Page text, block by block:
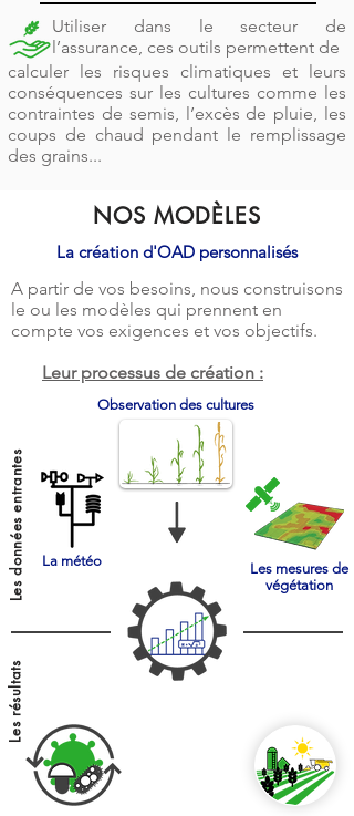
Utiliser dans le secteur de
l’assurance, ces outils permettent de
calculer les risques climatiques et leurs
conséquences sur les cultures comme les
contraintes de semis, l’excès de pluie, les
coups de chaud pendant le remplissage
des grains...
NOS MODÈLES
La création d'OAD personnalisés
A partir de vos besoins, nous construisons
le ou les modèles qui prennent en
compte vos exigences et vos objectifs.
Leur processus de création :
Observation des cultures
Les données entrantes La météo
Les mesures de
végétation
Les résultats